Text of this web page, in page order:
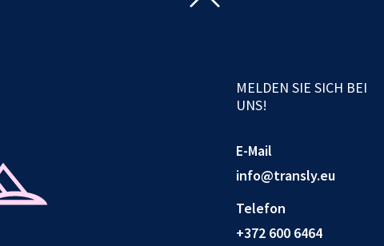
MELDEN SIE SICH BEI
UNS!
E-Mail
info@transly.eu
Telefon
+372 600 6464